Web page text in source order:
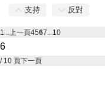
支持 反對
1 ..上一頁4567.. 10
/ 10 頁下一頁